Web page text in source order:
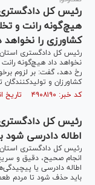
رئیس کل
هیچ‌گونه رانت و
کشاورزی را نخواهد
رئیس کل دادگستری استان
نخواهد داد هیچ‌گونه
رخ دهد، گفت: بر لزوم
کشاورزان و
کد خبر: ۴۹۰۸۱۹۰ تاریخ انتشار : ۱۴۰۵/۰۴/۲۷
رئیس کل
اطاله دادرسی
رئیس کل دادگستری
انجام صحیح، دقیق و
اطاله دادرسی یا
باید حذف شود تا مردم